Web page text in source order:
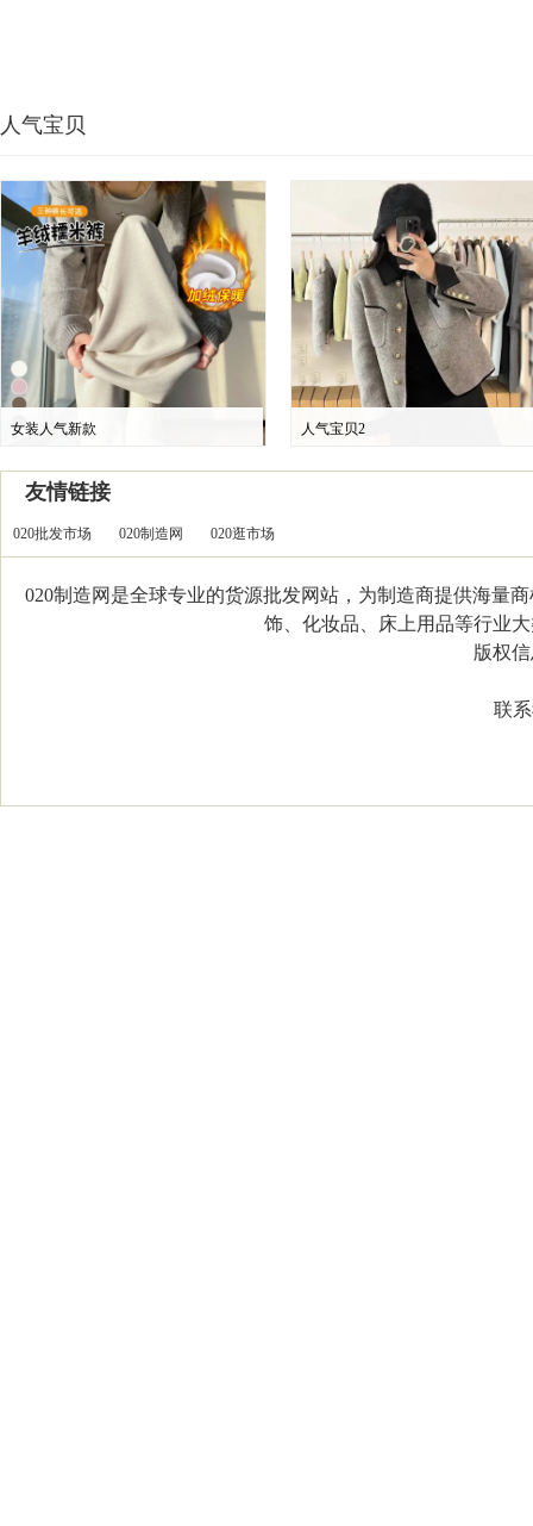
人气宝贝
女装人气新款 人气宝贝2
友情链接
020批发市场 020制造网 020逛市场
020制造网是全球专业的货源批发网站，为制造商提供海量
饰、化妆品、床上用品等行业
版权信
联